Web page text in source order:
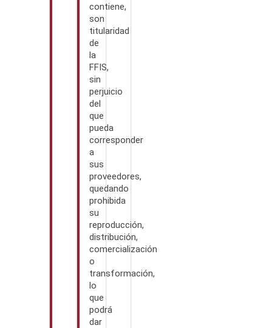
contiene,
son
titularidad
de
la
FFIS,
sin
perjuicio
del
que
pueda
corresponder
a
sus
proveedores,
quedando
prohibida
su
reproducción,
distribución,
comercialización
o
transformación,
lo
que
podrá
dar